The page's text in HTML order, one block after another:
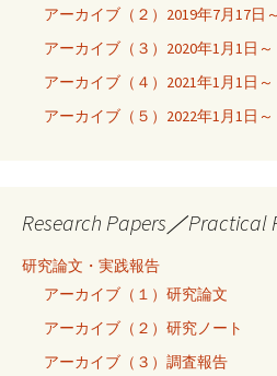
アーカイブ（２）2019年7月17日～
アーカイブ（３）2020年1月1日～
アーカイブ（４）2021年1月1日～
アーカイブ（５）2022年1月1日～
Research Papers／Practical
研究論文・実践報告
アーカイブ（１）研究論文
アーカイブ（２）研究ノート
アーカイブ（３）調査報告